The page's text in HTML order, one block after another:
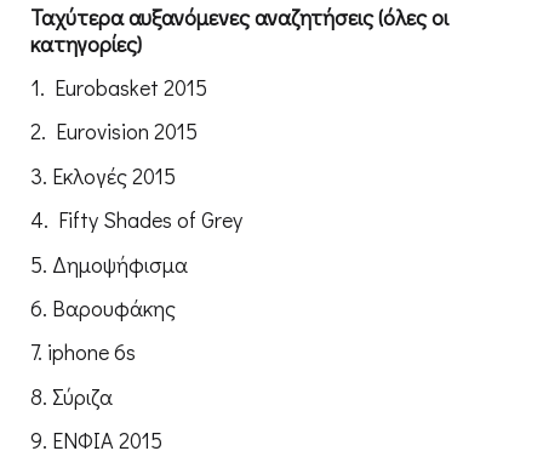
Ταχύτερα αυξανόμενες αναζητήσεις (όλες οι
κατηγορίες)
1. Eurobasket 2015
2. Eurovision 2015
3. Εκλογές 2015
4. Fifty Shades of Grey
5. Δημοψήφισμα
6. Βαρουφάκης
7. iphone 6s
8. Σύριζα
9. ΕΝΦΙΑ 2015